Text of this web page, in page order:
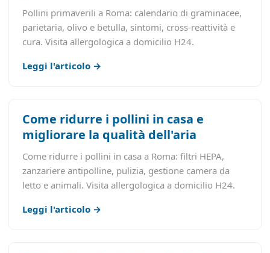
Pollini primaverili a Roma: calendario di graminacee,
parietaria, olivo e betulla, sintomi, cross-reattività e
cura. Visita allergologica a domicilio H24.
Leggi l'articolo →
Come ridurre i pollini in casa e
migliorare la qualità dell'aria
Come ridurre i pollini in casa a Roma: filtri HEPA,
zanzariere antipolline, pulizia, gestione camera da
letto e animali. Visita allergologica a domicilio H24.
Leggi l'articolo →